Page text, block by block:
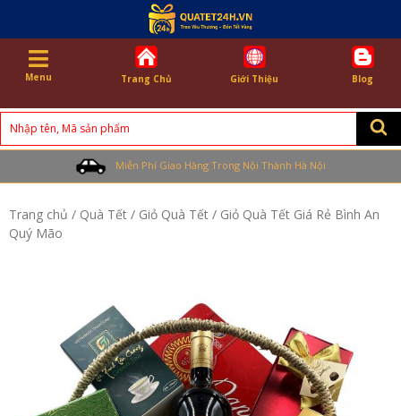
Menu Trang Chủ Giới Thiệu Blog
Search
Miễn Phí Giao Hàng Trong Nội Thành Hà Nội
Trang chủ / Quà Tết / Giỏ Quà Tết / Giỏ Quà Tết Giá Rẻ Bình An
Quý Mão